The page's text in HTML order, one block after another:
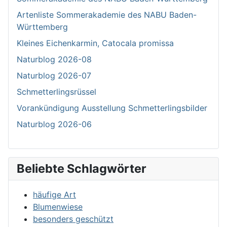
Artenliste Sommerakademie des NABU Baden-
Württemberg
Kleines Eichenkarmin, Catocala promissa
Naturblog 2026-08
Naturblog 2026-07
Schmetterlingsrüssel
Vorankündigung Ausstellung Schmetterlingsbilder
Naturblog 2026-06
Beliebte Schlagwörter
häufige Art
Blumenwiese
besonders geschützt